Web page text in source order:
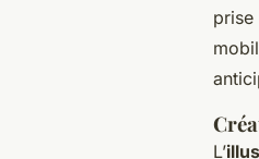
prise
L’